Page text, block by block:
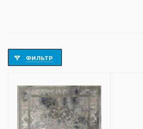
ФИЛЬТР